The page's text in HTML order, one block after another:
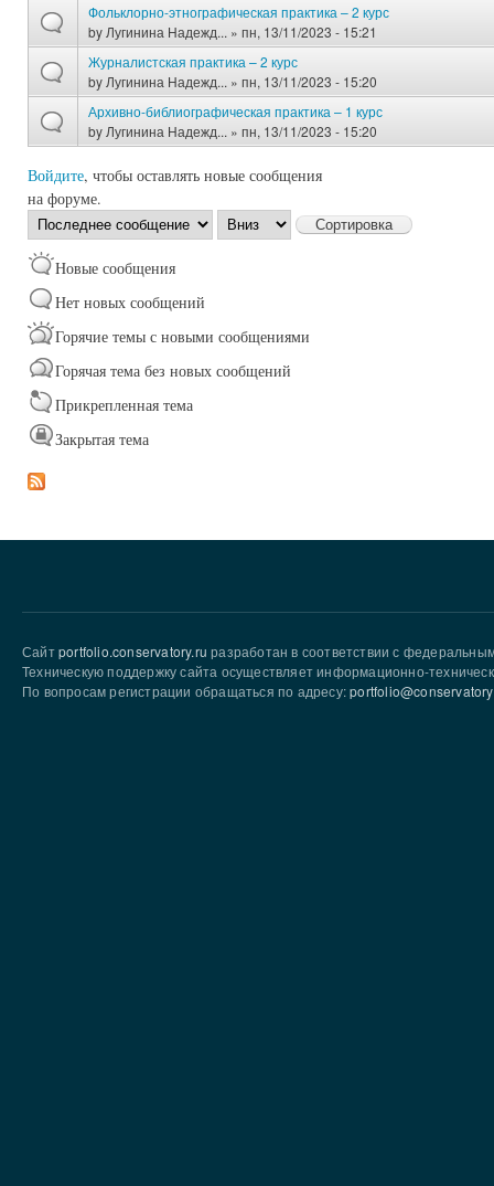
Фольклорно-этнографическая практика – 2 курс
by Лугинина Надежд... » пн, 13/11/2023 - 15:21
Журналистская практика – 2 курс
by Лугинина Надежд... » пн, 13/11/2023 - 15:20
Архивно-библиографическая практика – 1 курс
by Лугинина Надежд... » пн, 13/11/2023 - 15:20
Войдите, чтобы оставлять новые сообщения
на форуме.
Сортировка
по
Сортировка
Новые сообщения
Нет новых сообщений
Горячие темы с новыми сообщениями
Горячая тема без новых сообщений
Прикрепленная тема
Закрытая тема
Сайтportfolio.conservatory.ru разработан в соответствии с
Техническую поддержку сайта осуществляет информационно-
По вопросам регистрации обращаться по адресу: